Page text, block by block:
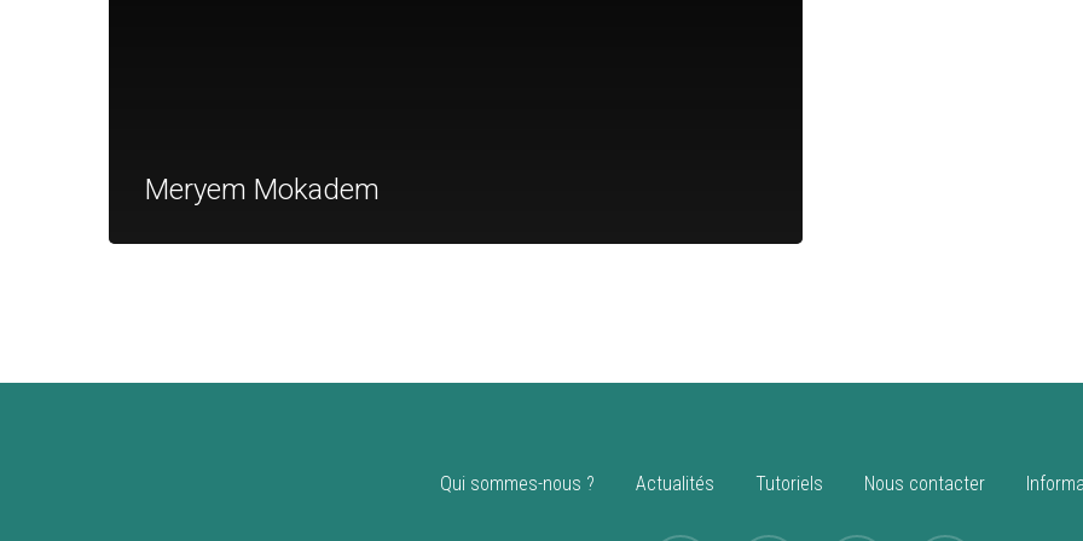
Meryem Mokadem
Qui sommes-nous ? Actualités Tutoriels Nous contacter